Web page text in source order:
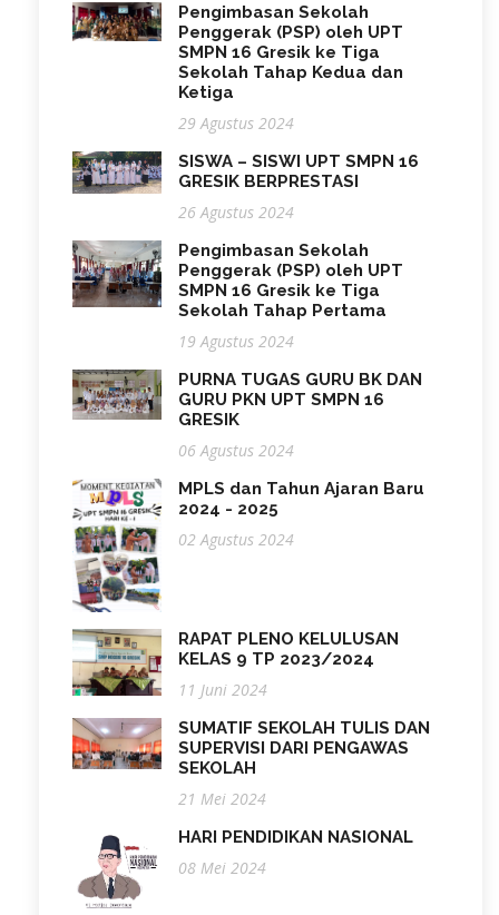
Pengimbasan Sekolah
Penggerak (PSP) oleh UPT
SMPN 16 Gresik ke Tiga
Sekolah Tahap Kedua dan
Ketiga
29 Agustus 2024
SISWA – SISWI UPT SMPN 16
GRESIK BERPRESTASI
26 Agustus 2024
Pengimbasan Sekolah
Penggerak (PSP) oleh UPT
SMPN 16 Gresik ke Tiga
Sekolah Tahap Pertama
19 Agustus 2024
PURNA TUGAS GURU BK DAN
GURU PKN UPT SMPN 16
GRESIK
06 Agustus 2024
MPLS dan Tahun Ajaran Baru
2024 - 2025
02 Agustus 2024
RAPAT PLENO KELULUSAN
KELAS 9 TP 2023/2024
11 Juni 2024
SUMATIF SEKOLAH TULIS DAN
SUPERVISI DARI PENGAWAS
SEKOLAH
21 Mei 2024
HARI PENDIDIKAN NASIONAL
08 Mei 2024